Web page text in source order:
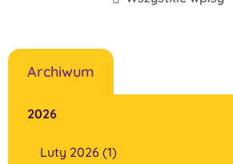
Archiwum
2026
Luty 2026 (1)